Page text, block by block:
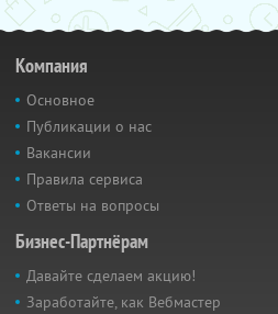
Компания
Основное
Публикации о нас
Вакансии
Правила сервиса
Ответы на вопросы
Бизнес-Партнёрам
Давайте сделаем акцию!
Заработайте, как Вебмастер